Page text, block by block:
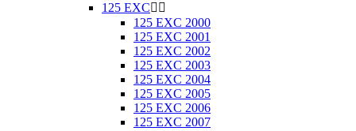
125 EXC 
125 EXC 2000
125 EXC 2001
125 EXC 2002
125 EXC 2003
125 EXC 2004
125 EXC 2005
125 EXC 2006
125 EXC 2007